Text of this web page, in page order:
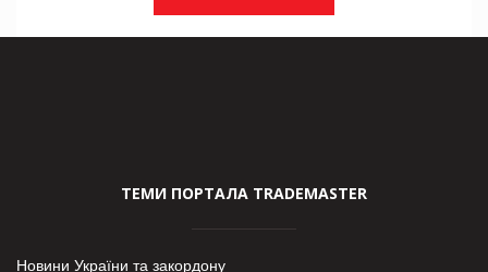
ТЕМИ ПОРТАЛА TRADEMASTER
Новини України та закордону